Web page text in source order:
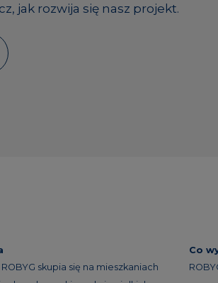
jak rozwija się nasz projekt.
skupia się na mieszkaniach
Co